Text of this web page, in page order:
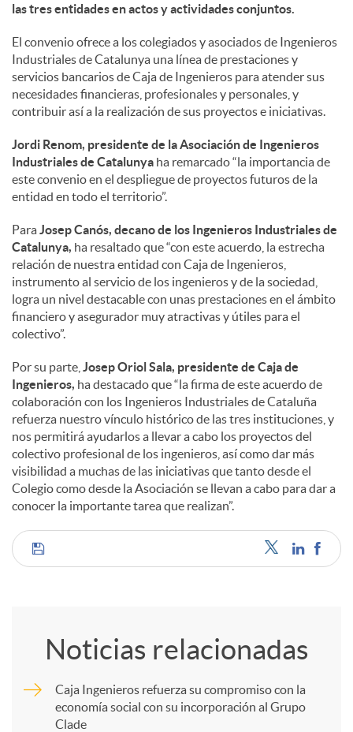
c
i
a
l
e
s
las tres entidades en actos y actividades conjuntos.
El convenio ofrece a los colegiados y asociados de Ingenieros
Industriales de Catalunya una línea de prestaciones y
servicios bancarios de Caja de Ingenieros para atender sus
necesidades financieras, profesionales y personales, y
contribuir así a la realización de sus proyectos e iniciativas.
Jordi Renom, presidente de la Asociación de Ingenieros
Industriales de Catalunya ha remarcado “la importancia de
este convenio en el despliegue de proyectos futuros de la
entidad en todo el territorio”.
ParaJosep Canós, decano de los Ingenieros Industriales de
Catalunya, ha resaltado que “con este acuerdo, la estrecha
relación de nuestra entidad con Caja de Ingenieros,
instrumento al servicio de los ingenieros y de la sociedad,
logra un nivel destacable con unas prestaciones en el ámbito
financiero y asegurador muy atractivas y útiles para el
colectivo”.
Por su parte, Josep Oriol Sala, presidente de Caja de
Ingenieros, ha destacado que “la firma de este acuerdo de
colaboración con los Ingenieros Industriales de Cataluña
refuerza nuestro vínculo histórico de las tres instituciones, y
nos permitirá ayudarlos a llevar a cabo los proyectos del
colectivo profesional de los ingenieros, así como dar más
visibilidad a muchas de las iniciativas que tanto desde el
Colegio como desde la Asociación se llevan a cabo para dar a
conocer la importante tarea que realizan”.
C
m
Noticias relacionadas
Caja Ingenieros refuerza su compromiso con la
economía social con su incorporación al Grupo
Clade